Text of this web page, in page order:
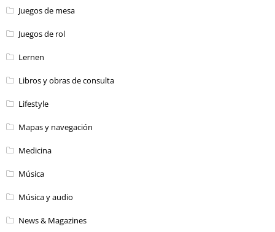
Juegos de mesa
Juegos de rol
Lernen
Libros y obras de consulta
Lifestyle
Mapas y navegación
Medicina
Música
Música y audio
News & Magazines